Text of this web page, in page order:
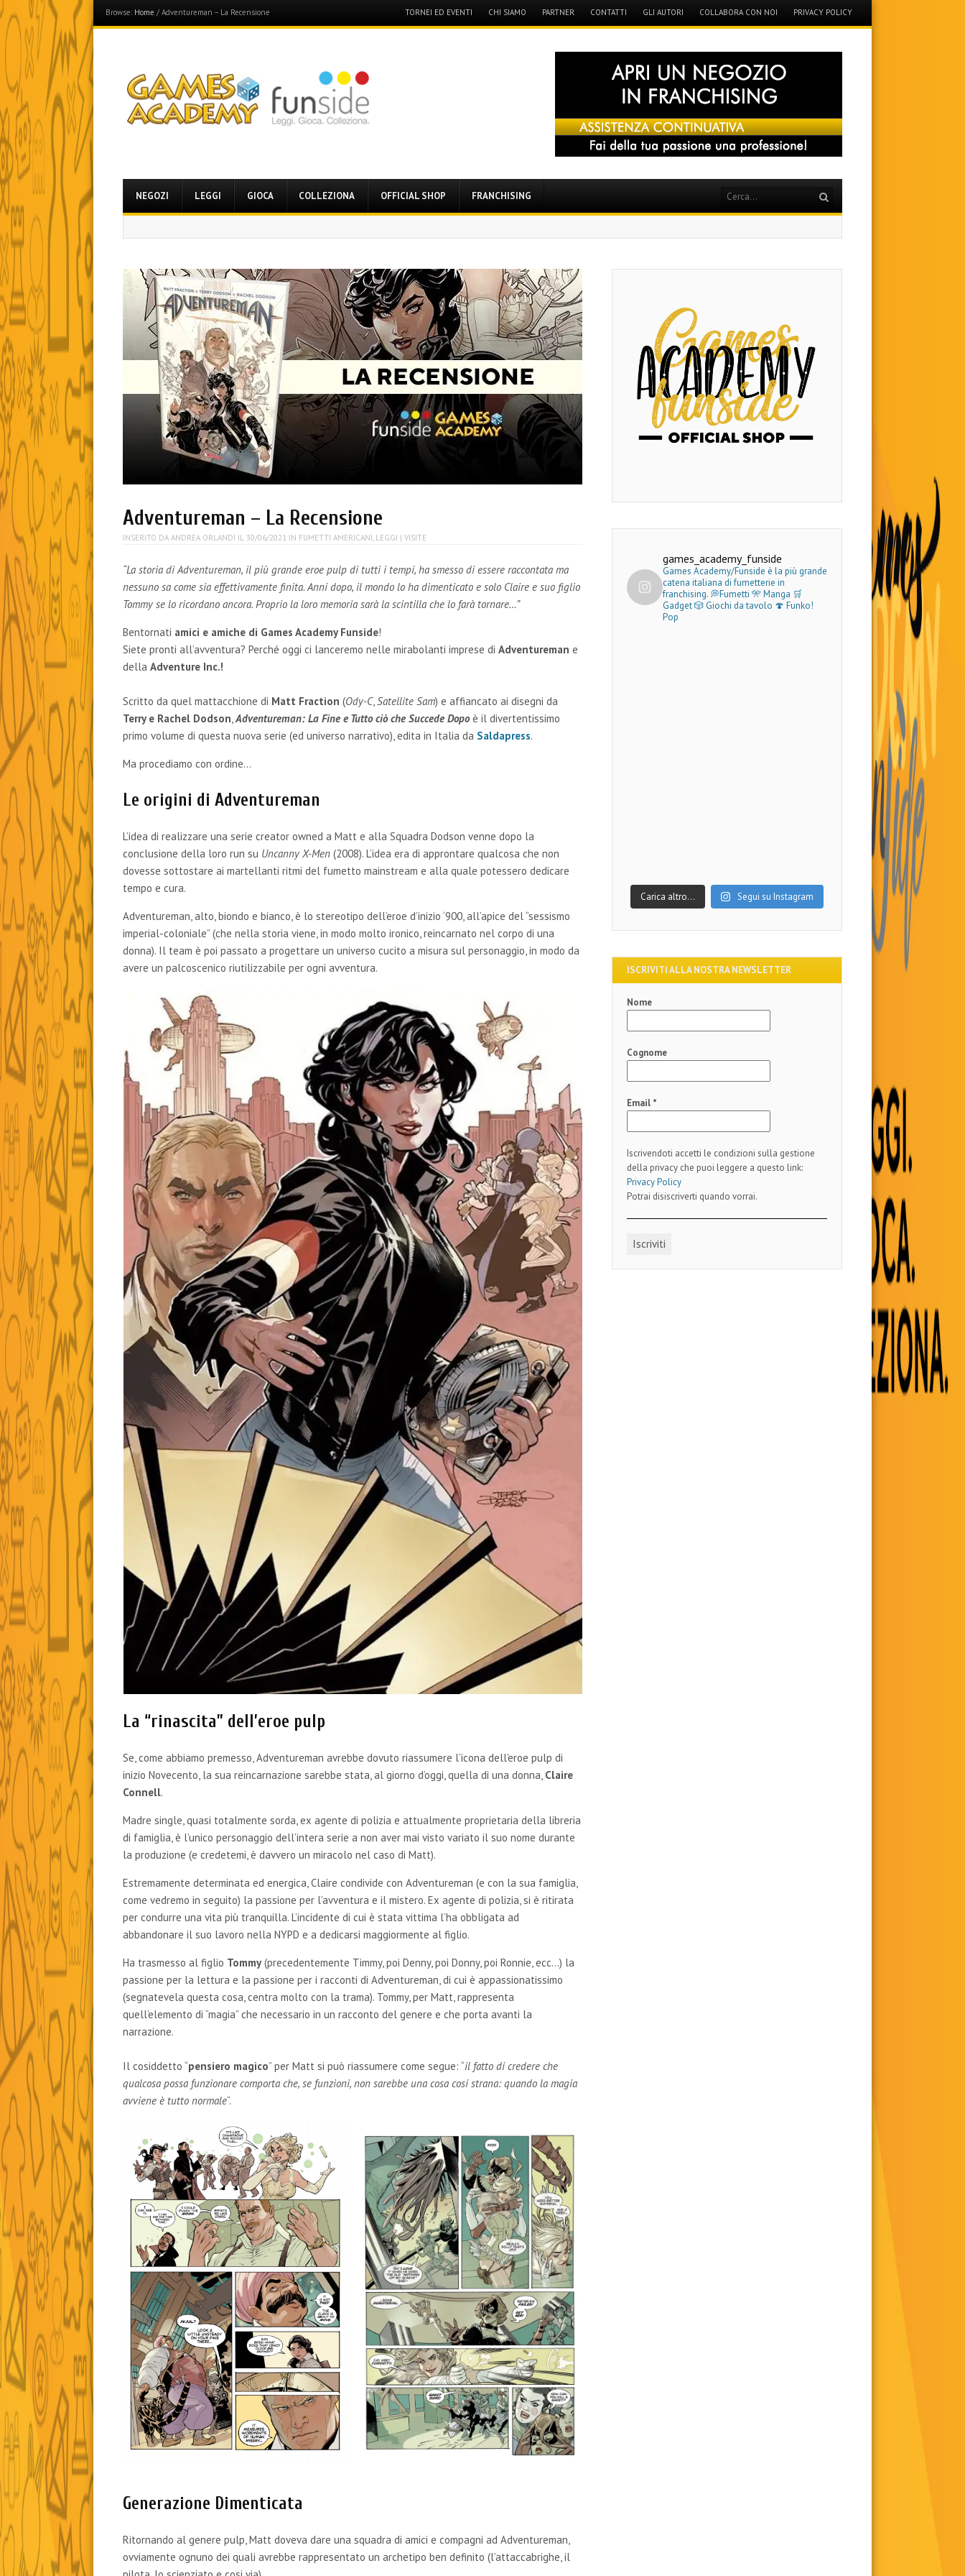
Browse: Home / Adventureman – La Recensione Menu
Skip
to
TORNEI ED EVENTI CHI SIAMO PARTNER CONTATTI GLI AUTORI COLLABORA CON NOI PRIVACY POLICY
Games Academy
Menu
content
NEGOZI LEGGI GIOCA COLLEZIONA OFFICIAL SHOP FRANCHISING Search
Adventureman – La Recensione
INSERITO DAANDREA ORLANDI IL 30/06/2021 IN FUMETTI AMERICANI, LEGGI | VISITE
“La storia di Adventureman, il più grande eroe pulp di tutti i tempi, ha smesso di essere raccontata ma
nessuno sa come sia effettivamente finita. Anni dopo, il mondo lo ha dimenticato e solo Claire e suo figlio
Tommy se lo ricordano ancora. Proprio la loro memoria sarà la scintilla che lo farà tornare…”
Bentornati amici e amiche di Games Academy Funside!
Siete pronti all’avventura? Perché oggi ci lanceremo nelle mirabolanti imprese diAdventureman e
dellaAdventure Inc.!
Scritto da quel mattacchione di Matt Fraction (Ody-C,Satellite Sam) e affiancato ai disegni da
Terry e Rachel Dodson,Adventureman: La Fine e Tutto ciò che Succede Dopoè il divertentissimo
primo volume di questa nuova serie (ed universo narrativo), edita in Italia da Saldapress.
Ma procediamo con ordine…
Le origini di Adventureman
L’idea di realizzare una serie creator owned a Matt e alla Squadra Dodson venne dopo la
conclusione della loro run su Uncanny X-Men (2008). L’idea era di approntare qualcosa che non
dovesse sottostare ai martellanti ritmi del fumetto mainstream e alla quale potessero dedicare
tempo e cura.
Adventureman, alto, biondo e bianco, è lo stereotipo dell’eroe d’inizio ‘900, all’apice del “sessismo
imperial-coloniale” (che nella storia viene, in modo molto ironico, reincarnato nel corpo di una
donna). Il team è poi passato a progettare un universo cucito a misura sul personaggio, in modo da
avere un palcoscenico riutilizzabile per ogni avventura.
La “rinascita” dell’eroe pulp
Se, come abbiamo premesso, Adventureman avrebbe dovuto riassumere l’icona dell’eroe pulp di
inizio Novecento, la sua reincarnazione sarebbe stata, al giorno d’oggi, quella di una donna, Claire
Connell.
Madre single, quasi totalmente sorda, ex agente di polizia e attualmente proprietaria della libreria
di famiglia, è l’unico personaggio dell’intera serie a non aver mai visto variato il suo nome durante
la produzione (e credetemi, è davvero un miracolo nel caso di Matt).
Estremamente determinata ed energica, Claire condivide con Adventureman (e con la sua famiglia,
come vedremo in seguito) la passione per l’avventura e il mistero. Ex agente di polizia, si è ritirata
per condurre una vita più tranquilla. L’incidente di cui è stata vittima l’ha obbligata ad
abbandonare il suo lavoro nella NYPD e a dedicarsi maggiormente al figlio.
Ha trasmesso al figlio Tommy (precedentemente Timmy, poi Denny, poi Donny, poi Ronnie, ecc…) la
passione per la lettura e la passione per i racconti di Adventureman, di cui è appassionatissimo
(segnatevela questa cosa, centra molto con la trama). Tommy, per Matt, rappresenta
quell’elemento di “magia” che necessario in un racconto del genere e che porta avanti la
narrazione.
Il cosiddetto “pensiero magico” per Matt si può riassumere come segue: “il fatto di credere che
qualcosa possa funzionare comporta che, se funzioni, non sarebbe una cosa cosi strana: quando la magia
avviene è tutto normale“.
Generazione Dimenticata
Ritornando al genere pulp, Matt doveva dare una squadra di amici e compagni ad Adventureman,
ovviamente ognuno dei quali avrebbe rappresentato un archetipo ben definito (l’attaccabrighe, il
games_academy_funside
Games Academy/Funside è la più grande
catena italiana di fumetterie in
franchising.💭Fumetti 🎌 Manga 🛒
Gadget🎲 Giochi da tavolo 🍄 Funko!
Pop
Carica altro… Segui su Instagram
ISCRIVITI ALLA NOSTRA NEWSLETTER
Nome
Cognome
Email *
Iscrivendoti accetti le condizioni sulla gestione
della privacy che puoi leggere a questo link:
Privacy Policy
Potrai disiscriverti quando vorrai.